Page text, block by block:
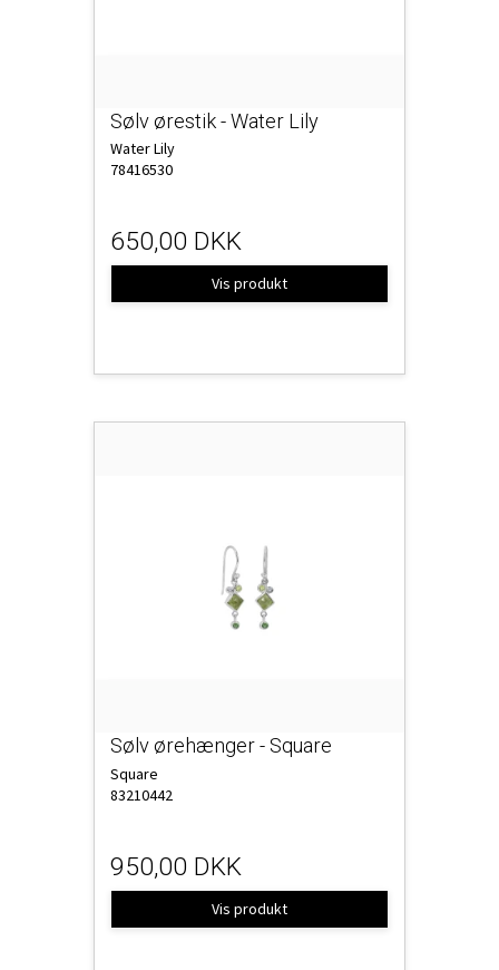
Sølv ørestik - Water Lily
Water Lily
78416530
650,00 DKK
Vis produkt
Sølv ørehænger - Square
Square
83210442
950,00 DKK
Vis produkt